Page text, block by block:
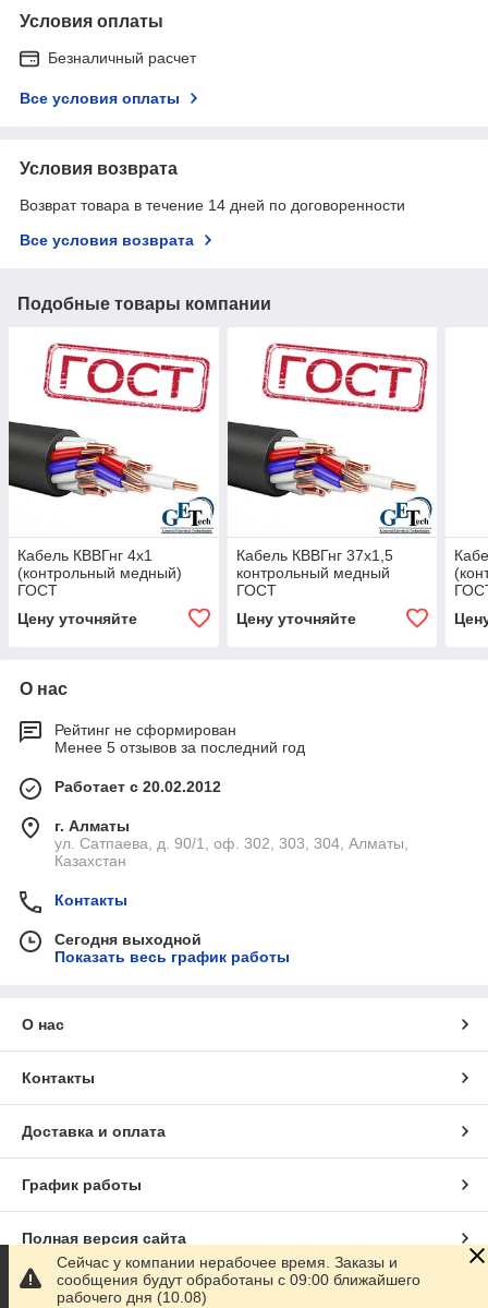
Условия оплаты
Безналичный расчет
Все условия оплаты
Условия возврата
Возврат товара в течение 14 дней по договоренности
Все условия возврата
Подобные товары компании
Кабель КВВГнг 4х1
(контрольный медный)
ГОСТ
Цену уточняйте
Кабель КВВГнг 37х1,5
контрольный медный
ГОСТ
Цену уточняйте
О нас
Рейтинг не сформирован
Менее 5 отзывов за последний год
Работает с 20.02.2012
г. Алматы
ул. Сатпаева, д. 90/1, оф. 302, 303, 304, Алматы,
Казахстан
Контакты
Сегодня выходной
Показать весь график работы
О нас
Контакты
Доставка и оплата
График работы
Полная версия сайта
Сайт создан на маркетплейсе
Сейчас у компании нерабочее время. Заказы и
сообщения будут обработаны с 09:00 ближайшего
рабочего дня (10.08)